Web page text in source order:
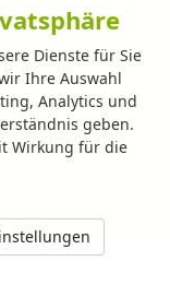
zu den offiziellen
neuer PKW
die offiziellen
neuer PKW'
'Deutschen Automobil
8,88239Wangen im
Dienste für Sie
Ihre Auswahl
Analytics und
geben.
Wirkung für die